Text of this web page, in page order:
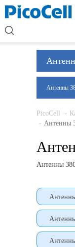
Антенны
PicoCell
Антенны
Антенны